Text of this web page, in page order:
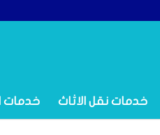
خدمات نقل الاثاث خدمات